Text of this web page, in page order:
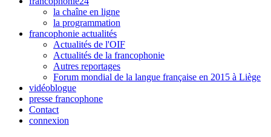
la chaîne en ligne
la programmation
francophonie actualités
Actualités de l'OIF
Actualités de la francophonie
Autres reportages
Forum mondial de la langue française en 2015 à Liège
vidéoblogue
presse francophone
Contact
connexion